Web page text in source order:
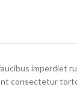
imperdiet
consectetur